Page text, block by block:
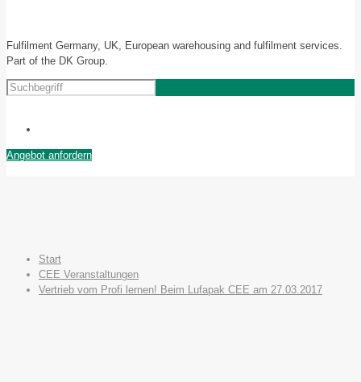
Fulfilment Germany, UK, European warehousing and fulfilment services.
Part of the DK Group.
Angebot anfordern
Start
CEE Veranstaltungen
Vertrieb vom Profi lernen! Beim Lufapak CEE am 27.03.2017